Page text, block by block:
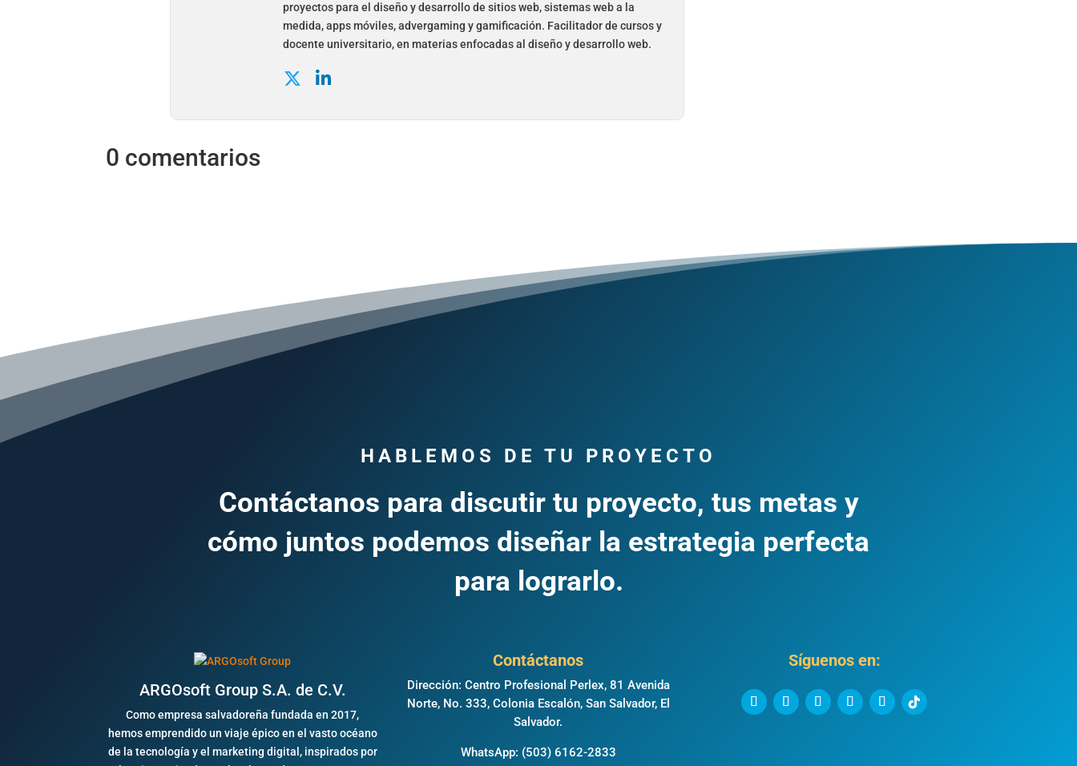
proyectos para el diseño y desarrollo de sitios web, sistemas web a la
medida, apps móviles, advergaming y gamificación. Facilitador de cursos y
docente universitario, en materias enfocadas al diseño y desarrollo web.
0 comentarios
HABLEMOS DE TU PROYECTO
Contáctanos para discutir tu proyecto, tus metas y
cómo juntos podemos diseñar la estrategia perfecta
para lograrlo.
ARGOsoft Group S.A. de C.V.
Como empresa salvadoreña fundada en 2017,
hemos emprendido un viaje épico en el vasto océano
de la tecnología y el marketing digital, inspirados por
Contáctanos
Dirección: Centro Profesional Perlex, 81 Avenida
Norte, No. 333, Colonia Escalón, San Salvador, El
Salvador.
WhatsApp: (503) 6162-2833
Síguenos en: